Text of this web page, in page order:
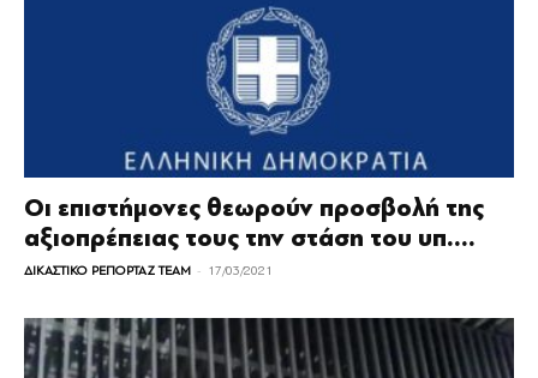
Οι επιστήμονες θεωρούν προσβολή της
αξιοπρέπειας τους την στάση του υπ....
ΔΙΚΑΣΤΙΚΟ ΡΕΠΟΡΤΑΖ TEAM - 17/03/2021